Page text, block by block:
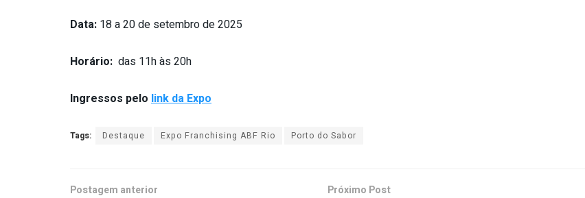
Data: 18 a 20 de setembro de 2025
Horário: das 11h às 20h
Ingressos pelo link da Expo
Tags: Destaque Expo Franchising ABF Rio Porto do Sabor
Postagem anterior Próximo Post